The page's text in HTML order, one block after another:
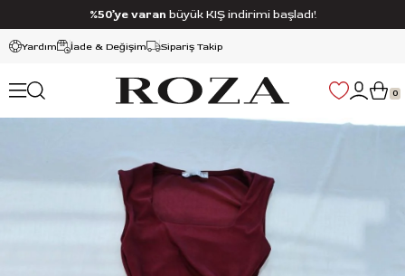
Yardım İade & Değişim Sipariş Takip
%50’ye varan büyük KIŞ indirimi başladı!
0